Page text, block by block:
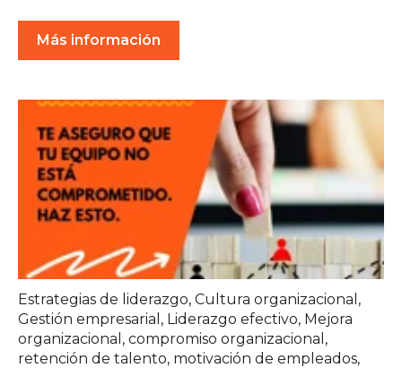
Más información
Estrategias de liderazgo, Cultura organizacional ,
Gestión empresarial , Liderazgo efectivo, Mejora
organizacional , compromiso organizacional ,
retención de talento, motivación de empleados,